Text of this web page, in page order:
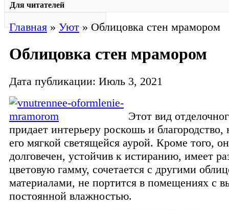
Для читателей
Главная»Уют» Облицовка стен мрамором
Облицовка стен мрамором
Дата публикации: Июль 3, 2021
Этот вид
придает интерьеру роскошь и благородство,
его мягкой светящейся аурой. Кроме того,
долговечен, устойчив к истиранию, имеет
цветовую гамму, сочетается с другими
материалами, не портится в помещениях с
постоянной влажностью.